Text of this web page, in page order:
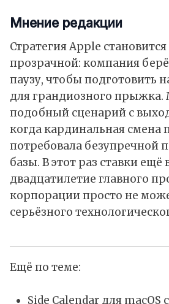
Мнение редакции
Стратегия Apple становится
прозрачной: компания
паузу, чтобы подготовить
для грандиозного
подобный сценарий с
когда кардинальная смена
потребовала безупречной
базы. В этот раз ставки
двадцатилетие главного
корпорации просто не
серьёзного
Ещё по теме:
Side Calendar для macOS